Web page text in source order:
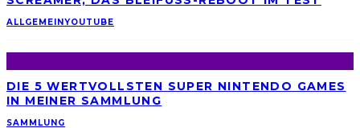
ALLGEMEINYOUTUBE
DIE 5 WERTVOLLSTEN SUPER NINTENDO GAMES
IN MEINER SAMMLUNG
SAMMLUNG